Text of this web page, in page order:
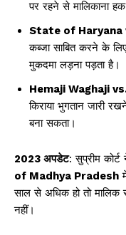
पर रहने से मालिकाना हक
State of Haryana
कब्जा साबित करने के
मुकदमा लड़ना पड़ता है।
Hemaji Waghaji
किराया भुगतान जारी
बना सकता।
2023 अपडेट: सुप्रीम कोर्ट
of Madhya Pradesh
साल से अधिक हो तो मालिक
नहीं।